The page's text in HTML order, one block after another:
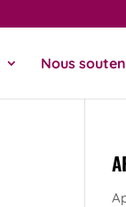
Nous